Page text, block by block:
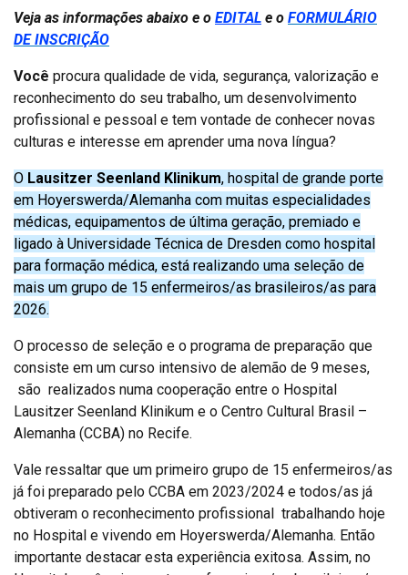
Veja as informações abaixo e o EDITAL e o FORMULÁRIO
DE INSCRIÇÃO
Você procura qualidade de vida, segurança, valorização e
reconhecimento do seu trabalho, um desenvolvimento
profissional e pessoal e tem vontade de conhecer novas
culturas e interesse em aprender uma nova língua?
O Lausitzer Seenland Klinikum, hospital de grande porte
em Hoyerswerda/Alemanha com muitas especialidades
médicas, equipamentos de última geração, premiado e
ligado à Universidade Técnica de Dresden como hospital
para formação médica, está realizando uma seleção de
mais um grupo de 15 enfermeiros/as brasileiros/as para
2026.
O processo de seleção e o programa de preparação que
consiste em um curso intensivo de alemão de 9 meses,
são realizados numa cooperação entre o Hospital
Lausitzer Seenland Klinikum e o Centro Cultural Brasil –
Alemanha (CCBA) no Recife.
Vale ressaltar que um primeiro grupo de 15 enfermeiros/as
já foi preparado pelo CCBA em 2023/2024 e todos/as já
obtiveram o reconhecimento profissional trabalhando hoje
no Hospital e vivendo em Hoyerswerda/Alemanha. Então
importante destacar esta experiência exitosa. Assim, no